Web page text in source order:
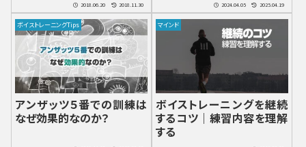
2018.06.20 2018.11.30 2024.04.05 2025.04.19
ボイストレーニングTips
アンザッツ５番での訓練は
なぜ効果的なのか？
マインド
ボイストレーニングを継続
するコツ｜練習内容を理解
する